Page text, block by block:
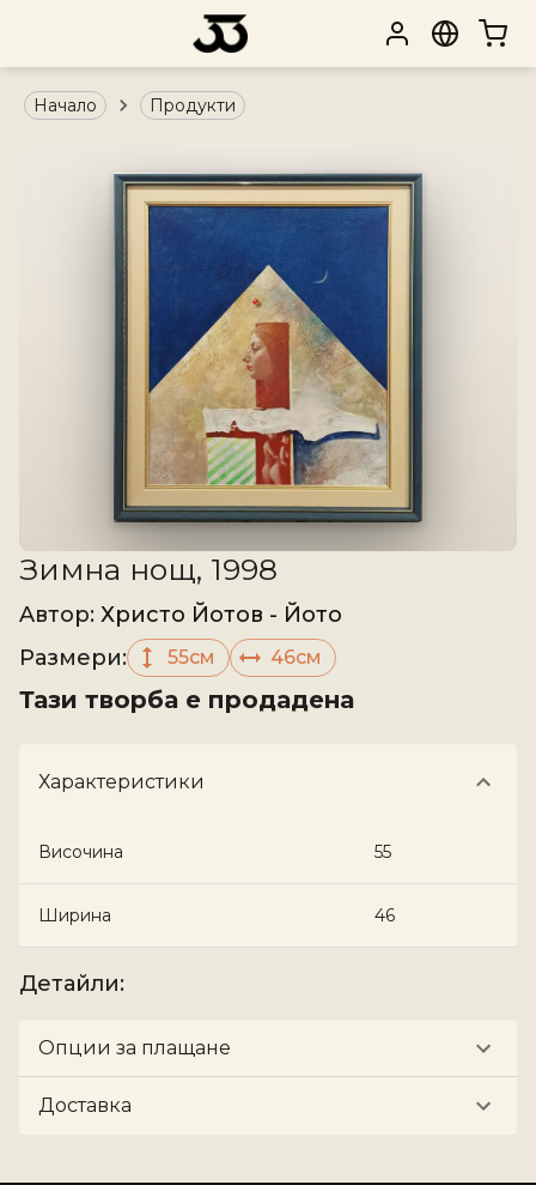
Начало Продукти
Зимна нощ, 1998
Aвтор: Христо Йотов - Йото
Размери: 55см 46см
Тази творба е продадена
Характеристики
Височина 55
Ширина 46
Детайли:
Опции за плащане
Доставка